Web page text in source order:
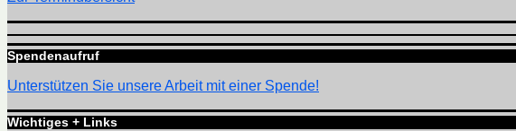
Spendenaufruf
Unterstützen Sie unsere Arbeit mit einer Spende!
Wichtiges + Links